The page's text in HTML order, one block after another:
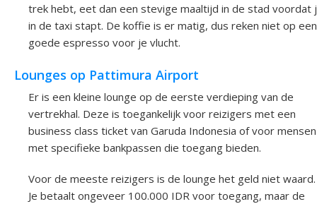
trek hebt, eet dan een stevige maaltijd in de stad voordat
in de taxi stapt. De koffie is er matig, dus reken niet op een
goede espresso voor je vlucht.
Lounges op Pattimura Airport
Er is een kleine lounge op de eerste verdieping van de
vertrekhal. Deze is toegankelijk voor reizigers met een
business class ticket van Garuda Indonesia of voor mensen
met specifieke bankpassen die toegang bieden.
Voor de meeste reizigers is de lounge het geld niet waard.
Je betaalt ongeveer 100.000 IDR voor toegang, maar de